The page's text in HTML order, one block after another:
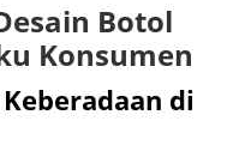
Botol
Konsumen
di